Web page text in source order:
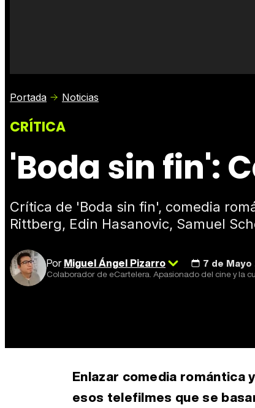
Portada Noticias
CRÍTICA
'Boda sin fin':
Crítica de 'Boda sin fin', comedia
Rittberg, Edin Hasanovic, Samuel
PorMiguel Ángel Pizarro 7 de Mayo
Enlazar comedia romántica
esos telefilmes que se